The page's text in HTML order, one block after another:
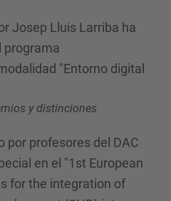
Josep Lluis Larriba ha
programa
"Entorno digital
y distinciones
por profesores del DAC
en el "1st European
for the integration of